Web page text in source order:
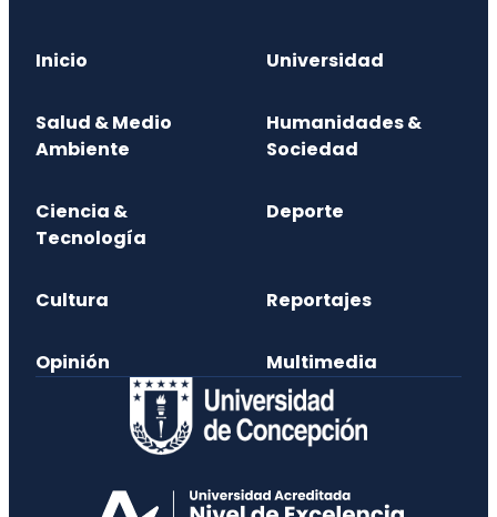
Inicio Universidad
Salud & Medio
Ambiente
Humanidades &
Sociedad
Ciencia &
Tecnología
Deporte
Cultura Reportajes
Opinión Multimedia